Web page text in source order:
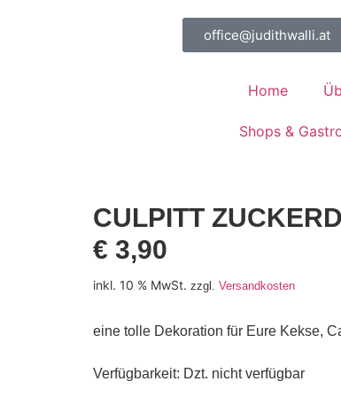
office@judithwalli.at
Home
Shops &
CULPITT
€ 3,90
inkl. 10 % MwSt. zzgl. Versandkosten
eine tolle Dekoration für Eure Kekse,
Verfügbarkeit: Dzt. nicht verfügbar